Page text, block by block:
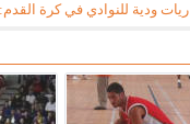
- باريس سان جيرمان 3-0 * ريال بيتيس - ارسنال 3-1 * نابولي - اوساسونا 2-1 * جوفنتوس -